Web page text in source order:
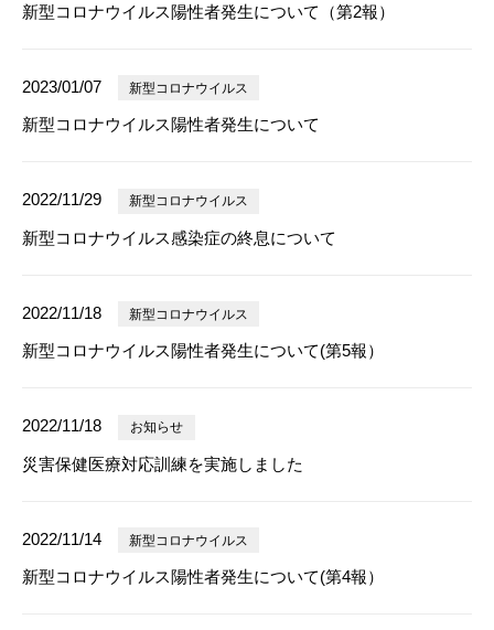
新型コロナウイルス陽性者発生について（第2報）
2023/01/07 新型コロナウイルス
新型コロナウイルス陽性者発生について
2022/11/29 新型コロナウイルス
新型コロナウイルス感染症の終息について
2022/11/18 新型コロナウイルス
新型コロナウイルス陽性者発生について(第5報）
2022/11/18 お知らせ
災害保健医療対応訓練を実施しました
2022/11/14 新型コロナウイルス
新型コロナウイルス陽性者発生について(第4報）